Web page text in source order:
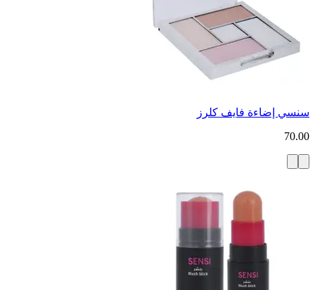
سنسي إضاءة فايف كلرز
70.00